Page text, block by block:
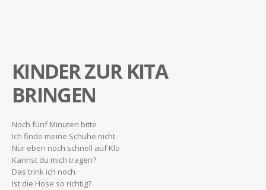
KINDER ZUR KITA
BRINGEN
Noch fünf Minuten bitte
Ich finde meine Schuhe nicht
Nur eben noch schnell auf Klo
Kannst du mich tragen?
Das trink ich noch
Ist die Hose so richtig?